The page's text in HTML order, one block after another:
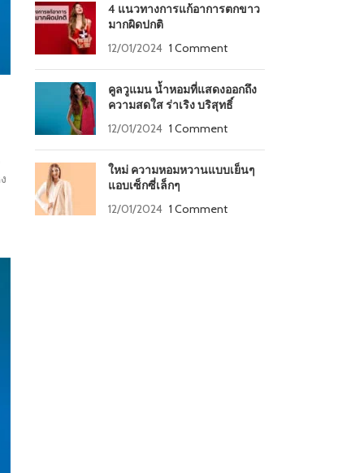
4 แนวทางการแก้อาการตกขาว
มากผิดปกติ
12/01/2024 1 Comment
คูลวูแมน น้ำหอมที่แสดงออกถึง
ความสดใส ร่าเริง บริสุทธิ์
12/01/2024 1 Comment
ใหม่ ความหอมหวานแบบเย็นๆ
แอบเซ็กซี่เล็กๆ
12/01/2024 1 Comment